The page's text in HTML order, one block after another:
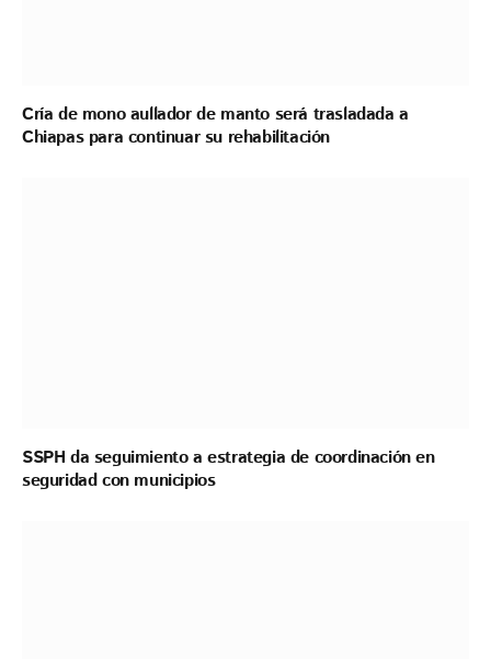
Cría de mono aullador de manto será trasladada a
Chiapas para continuar su rehabilitación
SSPH da seguimiento a estrategia de coordinación en
seguridad con municipios